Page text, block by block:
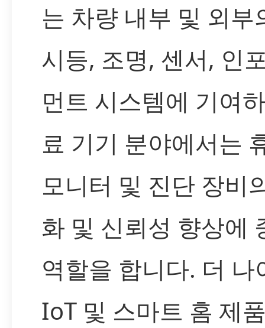
는 차량 내부 및 외부
시등, 조명, 센서, 인
먼트 시스템에 기여
료 기기 분야에서는
모니터 및 진단 장비
화 및 신뢰성 향상에
역할을 합니다. 더 나
IoT 및 스마트 홈 제